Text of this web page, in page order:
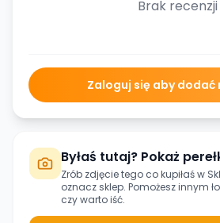
Brak recenzji
Zaloguj się aby dodać
Byłaś tutaj? Pokaż
Zrób zdjęcie tego co kupiłaś w
oznacz sklep. Pomożesz innym
czy warto iść.